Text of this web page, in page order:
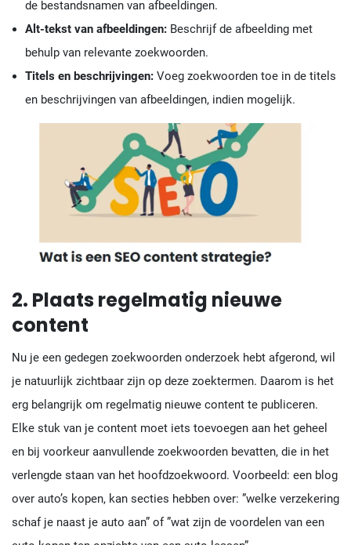
de bestandsnamen van afbeeldingen.
Alt-tekst van afbeeldingen:Beschrijf de afbeelding met
behulp van relevante zoekwoorden.
Titels en beschrijvingen:Voeg zoekwoorden toe in de titels
en beschrijvingen van afbeeldingen, indien mogelijk.
2. Plaats regelmatig nieuwe
content
Nu je een gedegen zoekwoorden onderzoek hebt afgerond, wil
je natuurlijk zichtbaar zijn op deze zoektermen. Daarom is het
erg belangrijk om regelmatig nieuwe content te publiceren.
Elke stuk van je content moet iets toevoegen aan het geheel
en bij voorkeur aanvullende zoekwoorden bevatten, die in het
verlengde staan van het hoofdzoekwoord. Voorbeeld: een blog
over auto’s kopen, kan secties hebben over: ”welke verzekering
schaf je naast je auto aan” of ”wat zijn de voordelen van een